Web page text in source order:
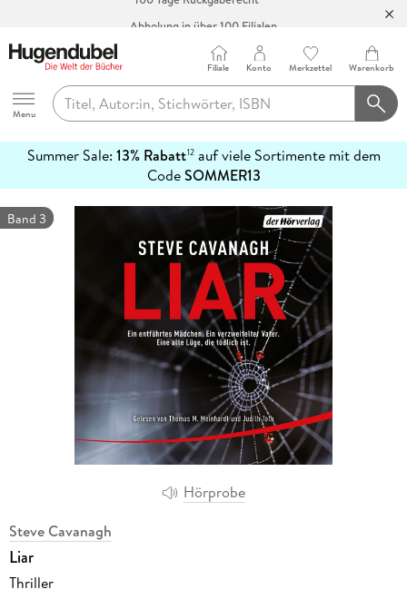
Hugendubel
Menu
Filiale Konto Merkzettel Warenkorb
Summer Sale: 13% Rabatt12auf viele Sortimente mit dem
CodeSOMMER13
erfahren
Hörprobe
Band 3
Steve Cavanagh
Liar
Thriller